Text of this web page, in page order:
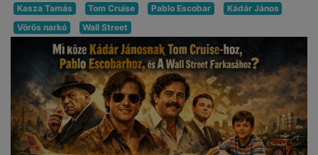
Kasza Tamás Tom Cruise Pablo Escobar
Kádár János
Vörös narkó
Wall Street